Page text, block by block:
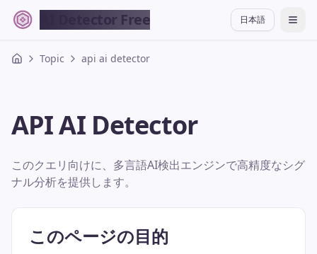
AI Detector Free 日本語 切换
Topic api ai detector
API AI Detector
このクエリ向けに、多言語AI検出エンジンで高精度なシグ
ナル分析を提供します。
このページの目的